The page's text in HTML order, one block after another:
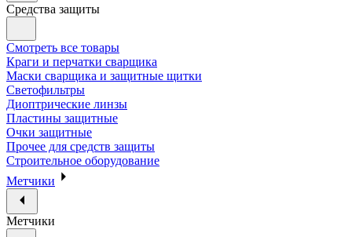
Средства защиты
Смотреть все товары
Краги и перчатки сварщика
Маски сварщика и защитные щитки
Светофильтры
Диоптрические линзы
Пластины защитные
Очки защитные
Прочее для средств защиты
Строительное оборудование
Метчики
Метчики